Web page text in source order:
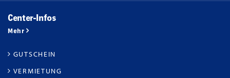
Center-Infos
Mehr
GUTSCHEIN
VERMIETUNG